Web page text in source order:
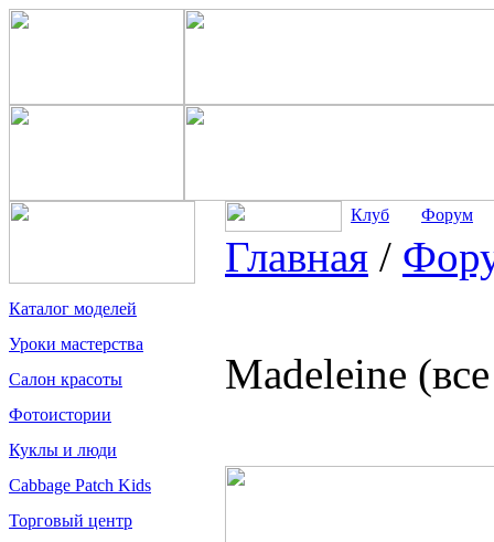
Каталог моделей
Уроки мастерства
Салон красоты
Фотоистории
Куклы и люди
Cabbage Patch Kids
Торговый центр
Клуб Форум
Главная /
Madeleine